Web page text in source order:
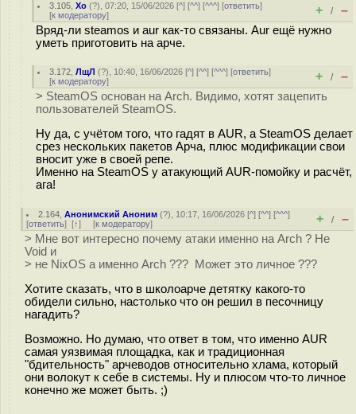
3.105 ,Xo (?), 07:20, 15/06/2026 [^] [^^] [^^^] [ответить]
[к модератору] + / –
Вряд-ли steamos и aur как-то связаны. Aur ещё нужно
уметь приготовить на арче.
3.172 ,ЛщЛ (?), 10:40, 16/06/2026 [^] [^^] [^^^] [ответить]
[к модератору] + / –
> SteamOS основан на Arch. Видимо, хотят зацепить
пользователей SteamOS.
Ну да, с учётом того, что гадят в AUR, а SteamOS делает
срез нескольких пакетов Арча, плюс модификации свои
вносит уже в своей репе.
Именно на SteamOS у атакующий AUR-помойку и расчёт,
ага!
2.164 ,Анонимский Аноним (?), 10:17, 16/06/2026 [^] [^^] [^^^]
[ответить] [↑] [к модератору] + / –
> Мне вот интересно почему атаки именно на Arch ? Не
Void и
> не NixOS а именно Arch ??? Может это личное ???
Хотите сказать, что в школоарче детятку какого-то
обидели сильно, настолько что он решил в песочницу
нагадить?
Возможно. Но думаю, что ответ в том, что именно AUR
самая уязвимая площадка, как и традиционная
"бдительность" арчеводов относительно хлама, который
они волокут к себе в системы. Ну и плюсом что-то личное
конечно же может быть. ;)